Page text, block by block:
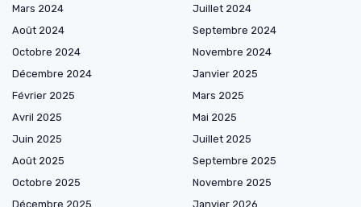
Mars 2024
Juillet 2024
Août 2024
Septembre 2024
Octobre 2024
Novembre 2024
Décembre 2024
Janvier 2025
Février 2025
Mars 2025
Avril 2025
Mai 2025
Juin 2025
Juillet 2025
Août 2025
Septembre 2025
Octobre 2025
Novembre 2025
Décembre 2025
Janvier 2026